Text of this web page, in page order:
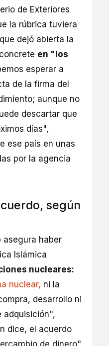
de Exteriores
la rúbrica tuviera
dejó abierta la
en "los
esperar a
de la firma del
aunque no
descartar que
días",
ese país en unas
por la agencia
según
asegura haber
Islámica
nucleares:
nuclear, ni la
desarrollo ni
adquisición",
dice, el acuerdo